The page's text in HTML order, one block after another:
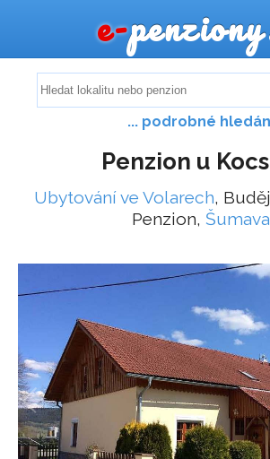
e-
... podrobné
Penzion u
Ubytování ve Volarech,
Penzion, Šumava